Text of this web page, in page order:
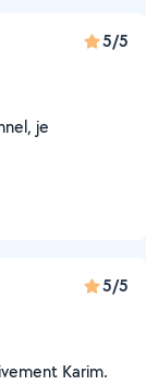
5/5
je
5/5
Karim.